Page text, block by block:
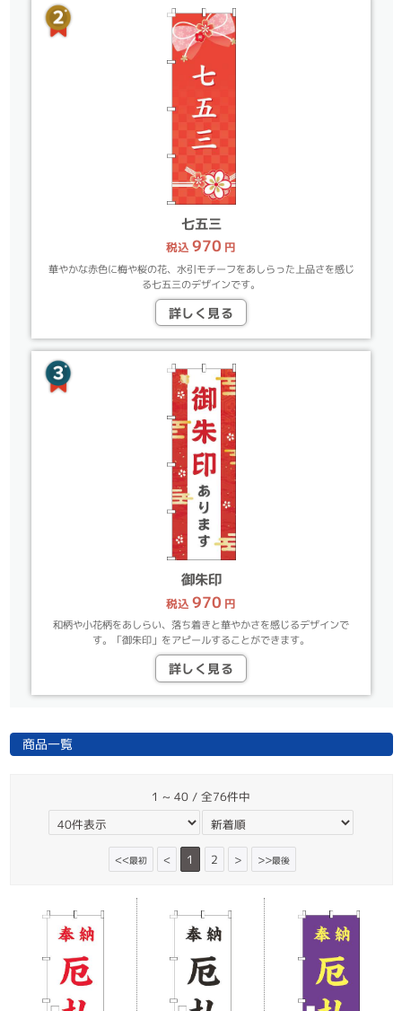
七五三
税込 970 円
華やかな赤色に梅や桜の花、水引モチーフをあしらった上品さを感じ
る七五三のデザインです。
詳しく見る
御朱印
税込 970 円
和柄や小花柄をあしらい、落ち着きと華やかさを感じるデザインで
す。「御朱印」をアピールすることができます。
詳しく見る
商品一覧
1 ~ 40 / 全76件中
<<最初 < 1 2 > >>最後